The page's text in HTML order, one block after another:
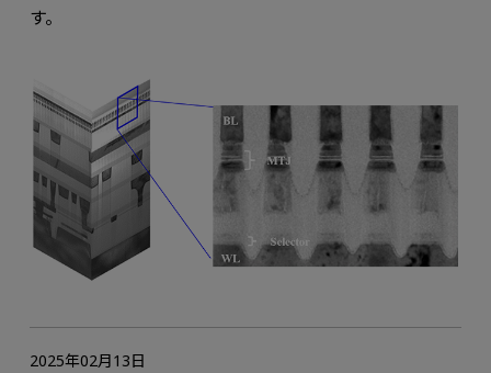
す。
2025年02月13日